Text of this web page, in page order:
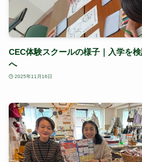
CEC体験スクールの様子｜入学を
へ
2025年11月16日